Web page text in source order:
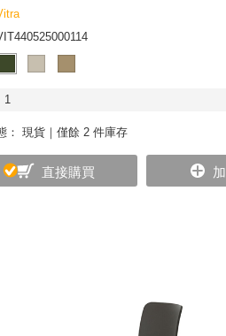
1
： 現貨｜僅餘 2 件庫存
直接購買